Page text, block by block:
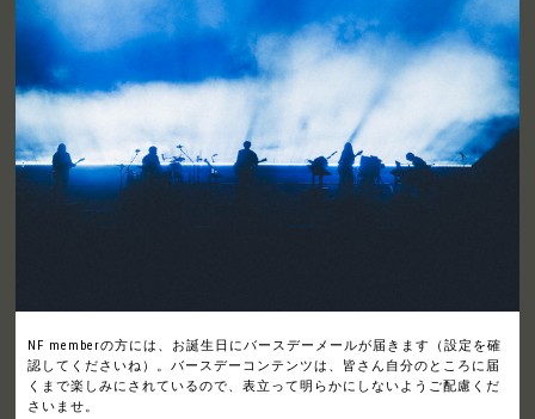
NF memberの方には、お誕生日にバースデーメールが届きます（設定を確
認してくださいね）。バースデーコンテンツは、皆さん自分のところに届
くまで楽しみにされているので、表立って明らかにしないようご配慮くだ
さいませ。